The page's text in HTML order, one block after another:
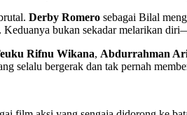
Derby Romero sebagai Bilal
bukan sekadar melarikan
Rifnu Wikana, Abdurrahman
selalu bergerak dan tak pernah